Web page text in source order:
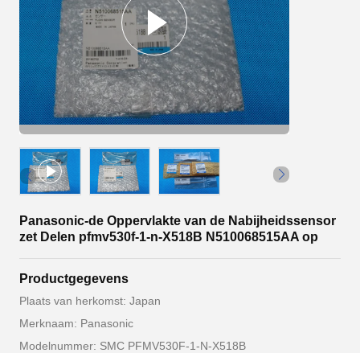
Panasonic-de Oppervlakte van de Nabijheidssensor
zet Delen pfmv530f-1-n-X518B N510068515AA op
Productgegevens
Plaats van herkomst: Japan
Merknaam: Panasonic
Modelnummer: SMC PFMV530F-1-N-X518B